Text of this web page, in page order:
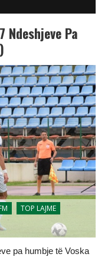
Pa
TOP LAJME
pa humbje të Voska